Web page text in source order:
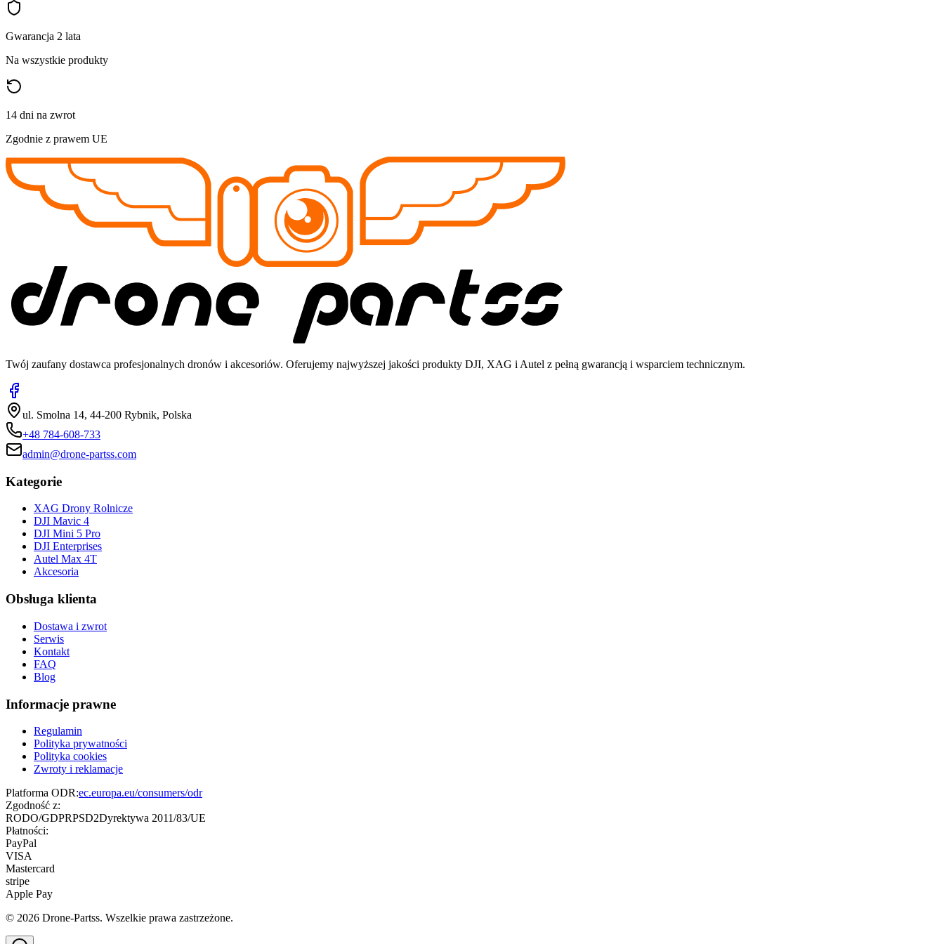
Gwarancja 2 lata
Na wszystkie produkty
14 dni na zwrot
Zgodnie z prawem UE
Twój zaufany dostawca profesjonalnych dronów i akcesoriów. Oferujemy najwyższej jakości produkty DJI, XAG i Autel z pełną gwarancją i wsparciem technicznym.
ul. Smolna 14, 44-200 Rybnik, Polska
+48 784-608-733
admin@drone-partss.com
Kategorie
XAG Drony Rolnicze
DJI Mavic 4
DJI Mini 5 Pro
DJI Enterprises
Autel Max 4T
Akcesoria
Obsługa klienta
Dostawa i zwrot
Serwis
Kontakt
FAQ
Blog
Informacje prawne
Regulamin
Polityka prywatności
Polityka cookies
Zwroty i reklamacje
Platforma ODR:ec.europa.eu/consumers/odr
Zgodność z:
RODO/GDPRPSD2Dyrektywa 2011/83/UE
Płatności:
PayPal
VISA
Mastercard
stripe
Apple Pay
© 2026 Drone-Partss. Wszelkie prawa zastrzeżone.